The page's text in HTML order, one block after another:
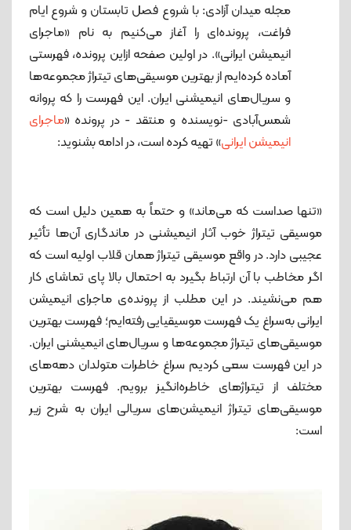
10. سفرهای سعدی
11. مهارت‌های زندگی
12. قصه‌های شنگول‌آباد
مجله میدان آزادی: با شروع فصل تابستان و شروع ایام
فراغت، پرونده‌ای را آغاز می‌کنیم به نام «ماجرای
انیمیشن ایرانی». در اولین صفحه ازاین پرونده، فهرستی
آماده کرده‌ایم از بهترین موسیقی‌های تیتراژ مجموعه‌ها
و سریال‌های انیمیشنی ایران. این فهرست را که پروانه
شمس‌آبادی -نویسنده و منتقد - در پرونده «ماجرای
انیمیشن ایرانی» تهیه کرده است، در ادامه بشنوید:
«تنها صداست که می‌ماند» و حتماً به همین دلیل است که
موسیقی تیتراژ خوب آثار انیمیشنی در ماندگاری آن‌ها تأثیر
عجیبی دارد. در واقع موسیقی تیتراژ همان قلاب اولیه است که
اگر مخاطب با آن ارتباط بگیرد به احتمال بالا پای تماشای کار
هم می‌نشیند. در این مطلب از پرونده‌ی ماجرای انیمیشن
ایرانی به‌سراغ یک فهرست موسیقیایی رفته‌ایم؛ فهرست بهترین
موسیقی‌های تیتراژ مجموعه‌ها و سریال‌های انیمیشنی ایران.
در این فهرست سعی کردیم سراغ خاطرات متولدان دهه‌های
مختلف از تیتراژهای خاطره‌انگیز برویم. فهرست بهترین
موسیقی‌های تیتراژ انیمیشن‌های سریالی ایران به شرح زیر
است: